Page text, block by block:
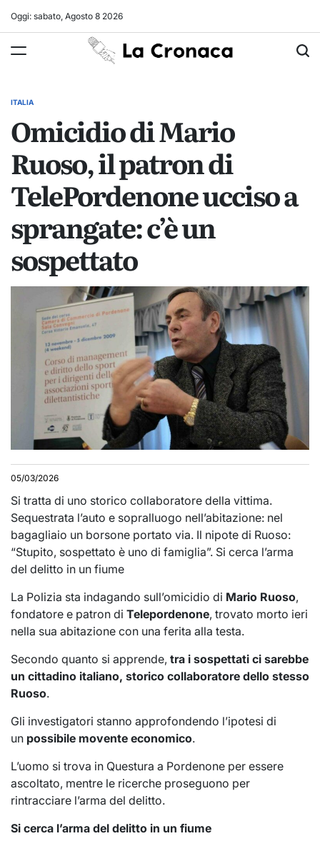
Oggi: sabato, Agosto 8 2026
La
Cronaca
POSTED
ITALIA
Omicidio di Mario
Ruoso, il patron di
TelePordenone ucciso a
sprangate: c’è un
sospettato
05/03/2026
Si tratta di uno storico collaboratore della vittima.
Sequestrata l’auto e sopralluogo nell’abitazione: nel
bagagliaio un borsone portato via. Il nipote di Ruoso:
“Stupito, sospettato è uno di famiglia”. Si cerca l’arma
del delitto in un fiume
La Polizia sta indagando sull’omicidio di Mario Ruoso,
fondatore e patron di Telepordenone, trovato morto ieri
nella sua abitazione con una ferita alla testa.
Secondo quanto si apprende, tra i sospettati ci sarebbe
un cittadino italiano, storico collaboratore dello stesso
Ruoso.
Gli investigatori stanno approfondendo l’ipotesi di
un possibile movente economico.
L’uomo si trova in Questura a Pordenone per essere
ascoltato, mentre le ricerche proseguono per
rintracciare l’arma del delitto.
Si cerca l’arma del delitto in un fiume